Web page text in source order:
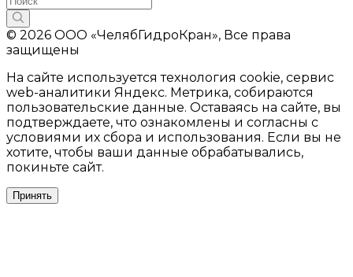
© 2026 ООО «ЧелябГидроКран», Все права
защищены
На сайте используется технология cookie, сервис
web-аналитики Яндекс. Метрика, собираются
пользовательские данные. Оставаясь на сайте, вы
подтверждаете, что ознакомлены и согласны с
условиями их сбора и использования. Если вы не
хотите, чтобы ваши данные обрабатывались,
покиньте сайт.
Принять